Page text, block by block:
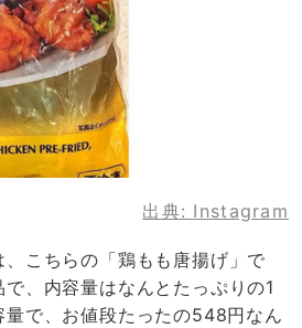
出典: Instagram
こちらの「鶏もも唐揚げ」で
、内容量はなんとたっぷりの1
量で、お値段たったの548円なん